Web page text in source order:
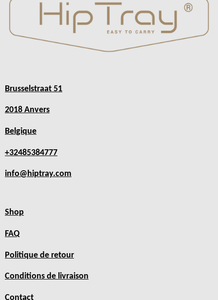
Brusselstraat 51
2018 Anvers
Belgique
+32485384777
info@hiptray.com
Shop
FAQ
Politique de retour
Conditions de livraison
Contact